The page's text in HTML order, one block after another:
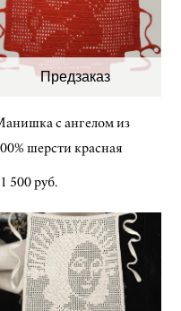
Предзаказ
с ангелом из
шерсти красная
500 pуб.